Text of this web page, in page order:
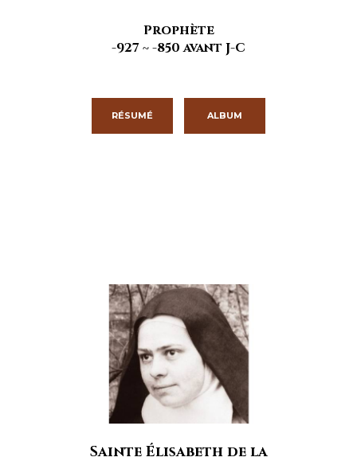
Prophète
-927 ~ -850 avant J-C
RÉSUMÉ ALBUM
Sainte Élisabeth de la